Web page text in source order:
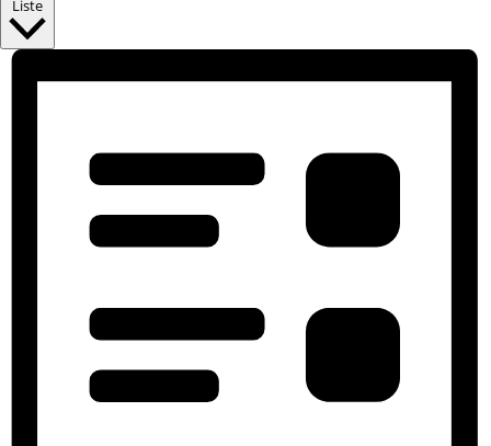
Liste